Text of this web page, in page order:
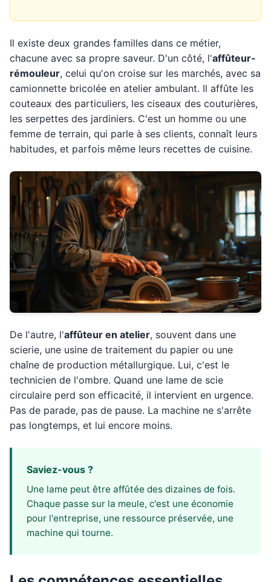
Il existe deux grandes familles dans ce métier,
chacune avec sa propre saveur. D'un côté, l'affûteur-
rémouleur, celui qu'on croise sur les marchés, avec sa
camionnette bricolée en atelier ambulant. Il affûte les
couteaux des particuliers, les ciseaux des couturières,
les serpettes des jardiniers. C'est un homme ou une
femme de terrain, qui parle à ses clients, connaît leurs
habitudes, et parfois même leurs recettes de cuisine.
De l'autre, l'affûteur en atelier, souvent dans une
scierie, une usine de traitement du papier ou une
chaîne de production métallurgique. Lui, c'est le
technicien de l'ombre. Quand une lame de scie
circulaire perd son efficacité, il intervient en urgence.
Pas de parade, pas de pause. La machine ne s'arrête
pas longtemps, et lui encore moins.
Saviez-vous ?
Une lame peut être affûtée des dizaines de fois.
Chaque passe sur la meule, c'est une économie
pour l'entreprise, une ressource préservée, une
machine qui tourne.